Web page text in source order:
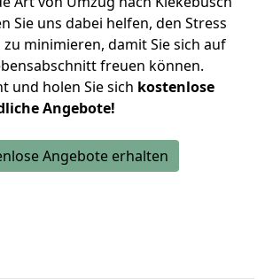
Sie uns dabei helfen, den Stress
minimieren, damit Sie sich auf
freuen können.
und holen Sie sich kostenlose
Angebote!
Angebote erhalten